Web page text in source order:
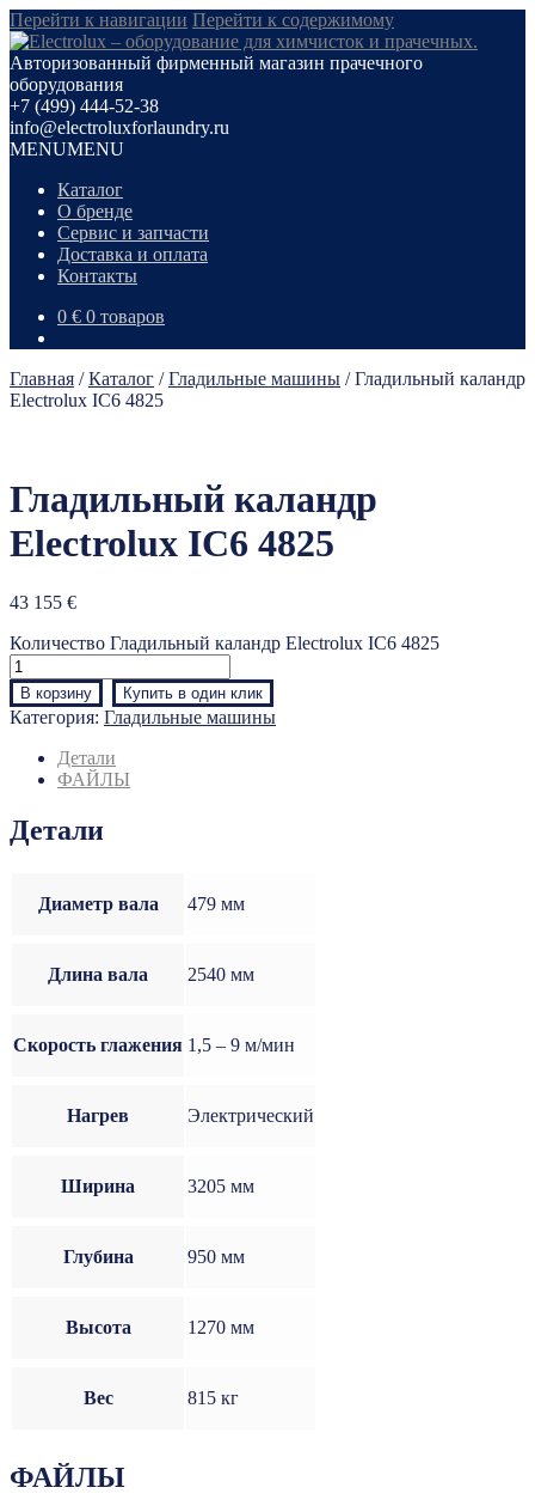
Перейти к навигации Перейти к содержимому
Авторизованный фирменный магазин прачечного
оборудования
+7 (499) 444-52-38
info@electroluxforlaundry.ru
MENUMENU
Каталог
О бренде
Сервис и запчасти
Доставка и оплата
Контакты
0 € 0 товаров
Главная /Каталог /Гладильные машины /Гладильный каландр
Electrolux IC6 4825
Гладильный каландр
Electrolux IC6 4825
43 155 €
Количество Гладильный каландр Electrolux IC6 4825
В корзину Купить в один клик
Категория: Гладильные машины
Детали
ФАЙЛЫ
Детали
Диаметр вала 479 мм
Длина вала 2540 мм
Скорость глажения 1,5 – 9 м/мин
Нагрев Электрический
Ширина 3205 мм
Глубина 950 мм
Высота 1270 мм
Вес 815 кг
ФАЙЛЫ